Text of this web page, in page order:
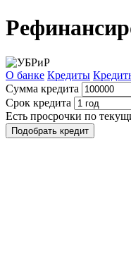
О банке Кредиты
Сумма кредита
Срок кредита
Есть просрочки по
Подобрать кредит